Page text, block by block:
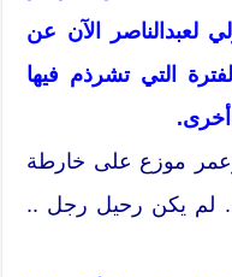
لعبدالناصر الآن عن
التي تشرذم فيها
أخرى.
موزع على خارطة
.. لم يكن رحيل رجل ..